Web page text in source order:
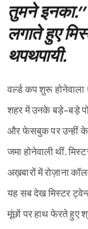
तुमने
लगाते हुए
थपथपायी.
वर्ल्ड कप शुरू होनेवाला
शहर में उनके बड़े-बड़े
और फेसबुक पर उन्हीं के
जमा होनेवाली थीं.
अख़बारों में रोज़ाना
यह सब देख मिस्टर
मूंछों पर हाथ फेरते हुए